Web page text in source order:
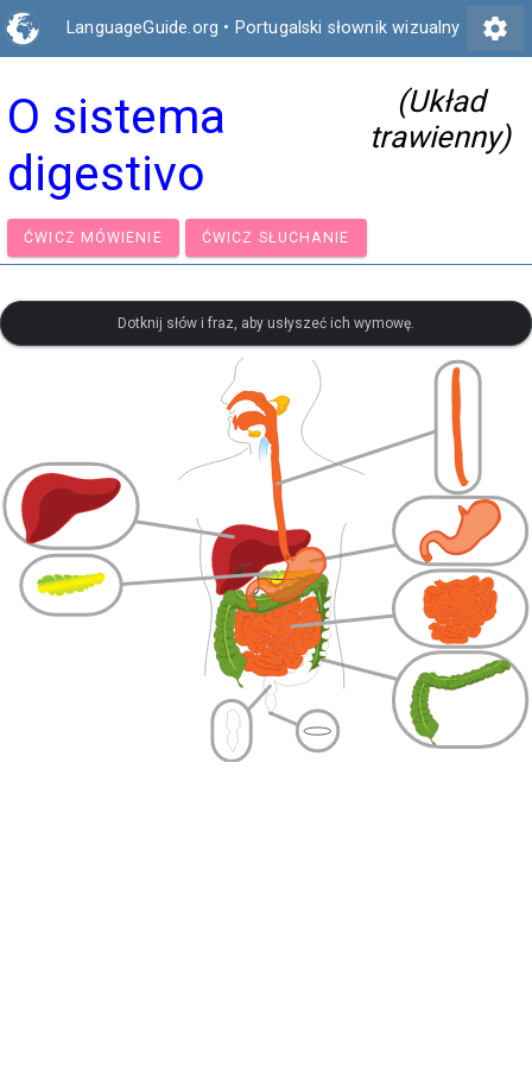
LanguageGuide.org • Portugalski słownik wizualny settings
O sistema
digestivo
(Układ
trawienny)
ĆWICZ MÓWIENIE ĆWICZ SŁUCHANIE
Dotknij słów i fraz, aby usłyszeć ich wymowę.